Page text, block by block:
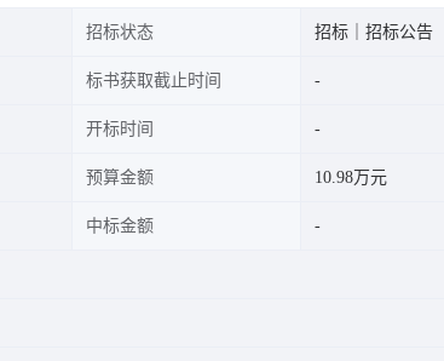
招标状态 招标｜招标公告
标书获取截止时间
开标时间
预算金额 10.98万元
中标金额